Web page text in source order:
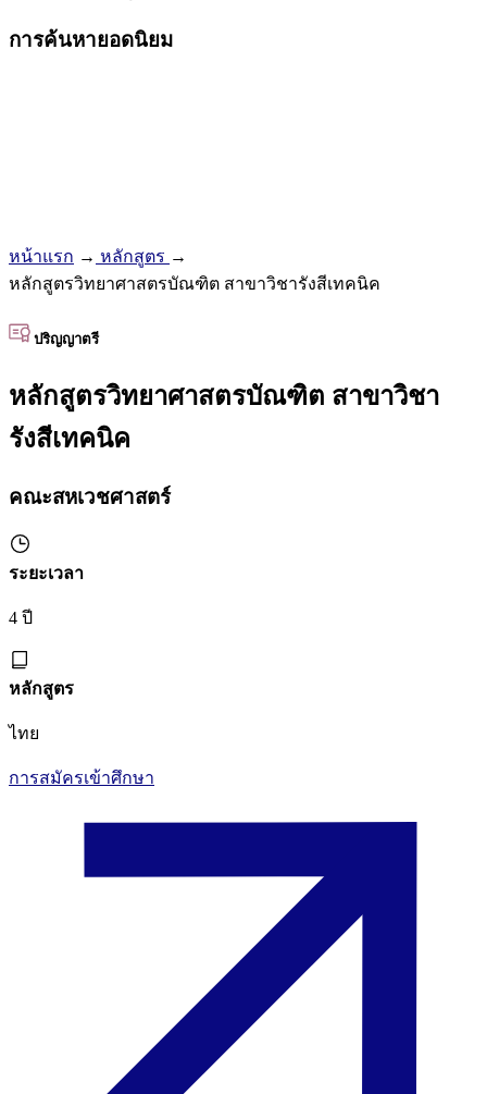
การค้นหายอดนิยม
หน้าแรก → หลักสูตร →
หลักสูตรวิทยาศาสตรบัณฑิต สาขาวิชารังสีเทคนิค
ปริญญาตรี
หลักสูตรวิทยาศาสตรบัณฑิต สาขาวิชา
รังสีเทคนิค
คณะสหเวชศาสตร์
ระยะเวลา
4 ปี
หลักสูตร
ไทย
การสมัครเข้าศึกษา